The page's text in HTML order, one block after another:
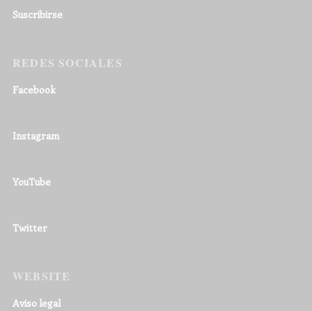
Suscribirse
REDES SOCIALES
Facebook
Instagram
YouTube
Twitter
WEBSITE
Aviso legal